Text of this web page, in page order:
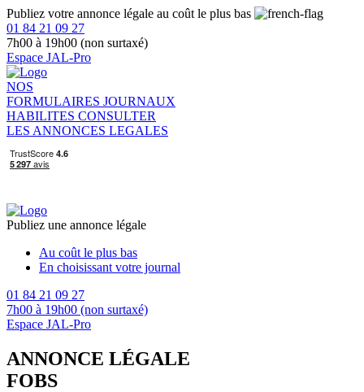
Publiez votre annonce légale au coût le plus bas
01 84 21 09 27
7h00 à 19h00 (non surtaxé)
Espace JAL-Pro
NOS
FORMULAIRES JOURNAUX
HABILITES CONSULTER
LES ANNONCES LEGALES
Publiez une annonce légale
Au coût le plus bas
En choisissant votre journal
01 84 21 09 27
7h00 à 19h00 (non surtaxé)
Espace JAL-Pro
ANNONCE LÉGALE
FOBS